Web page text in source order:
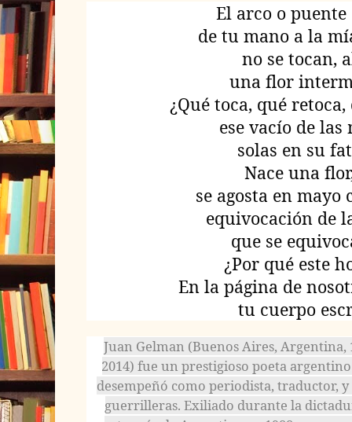
El arco o puente
de tu mano a la
no se tocan,
una flor
¿Qué toca, qué
ese vacío de las
solas en su
Nace una
se agosta en mayo
equivocación de
que se
¿Por qué este
En la página de
tu cuerpo
Juan Gelman (Buenos Aires, Argentina,
2014) fue un prestigioso poeta
desempeñó como periodista, traductor,
guerrilleras. Exiliado durante la